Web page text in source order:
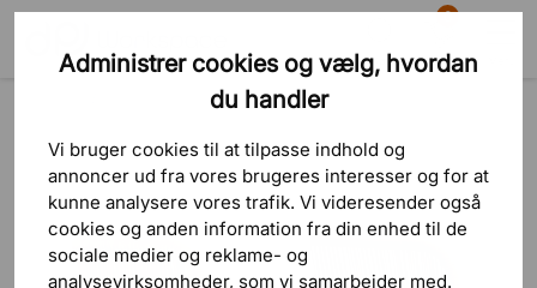
Administrer cookies og vælg, hvordan
du handler
Vi bruger cookies til at tilpasse indhold og
annoncer ud fra vores brugeres interesser og for at
kunne analysere vores trafik. Vi videresender også
cookies og anden information fra din enhed til de
sociale medier og reklame- og
analysevirksomheder, som vi samarbejder med.
Søg
0
Indkøbskurv
Udendørsmøbler Udendørs loungemøbler